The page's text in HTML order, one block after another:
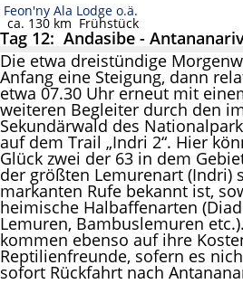
Feon'ny Ala Lodge o.ä.
ca. 130 km Frühstück
Tag 12: Andasibe -
Die etwa dreistündige
Anfang eine Steigung, dann
etwa 07.30 Uhr erneut mit
weiteren Begleiter durch den
Sekundärwald des
auf dem Trail „Indri 2“. Hier
Glück zwei der 63 in dem
der größten Lemurenart (Indri)
markanten Rufe bekannt ist,
heimische Halbaffenarten
Lemuren, Bambuslemuren
kommen ebenso auf ihre
Reptilienfreunde, sofern es
sofort Rückfahrt nach